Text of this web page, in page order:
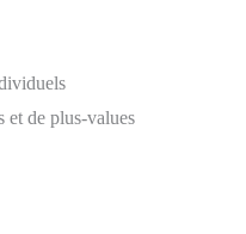
et de plus-values